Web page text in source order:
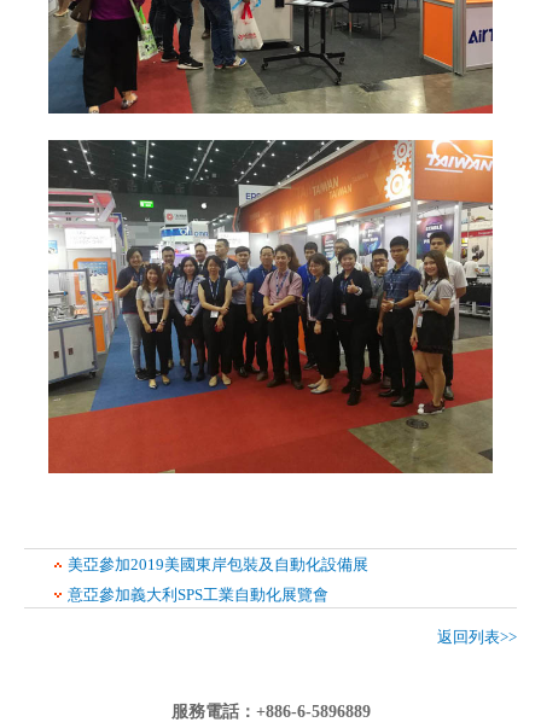
美亞參加2019美國東岸包裝及自動化設備展
意亞參加義大利SPS工業自動化展覽會
返回列表>>
服務電話：+886-6-5896889